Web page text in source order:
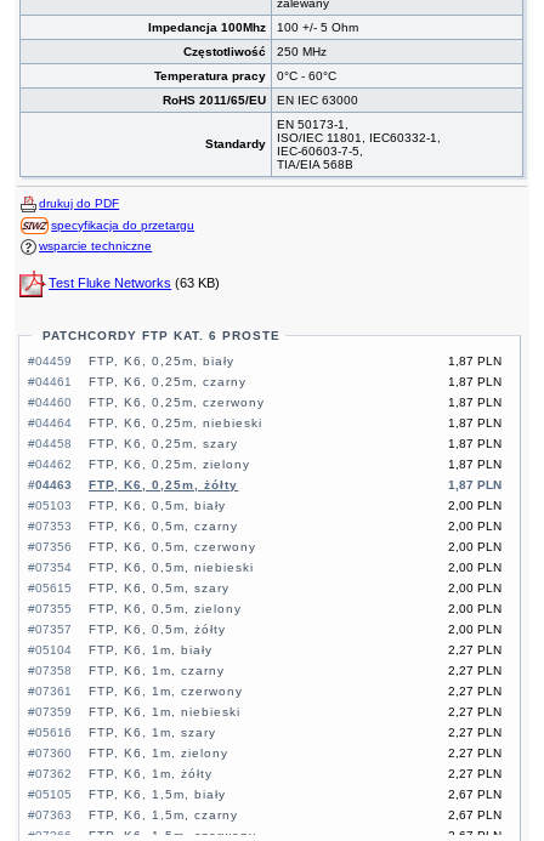
zalewany
Impedancja 100Mhz
100 +/- 5 Ohm
Częstotliwość
250 MHz
Temperatura pracy
0°C - 60°C
RoHS 2011/65/EU
EN IEC 63000
Standardy
EN 50173-1,
ISO/IEC 11801, IEC60332-1,
IEC-60603-7-5,
TIA/EIA 568B
drukuj do PDF
specyfikacja do przetargu
wsparcie techniczne
Test Fluke Networks (63 KB)
PATCHCORDY FTP KAT. 6 PROSTE
#04459
1,87 PLN
FTP, K6, 0,25m, biały
#04461
1,87 PLN
FTP, K6, 0,25m, czarny
#04460
1,87 PLN
FTP, K6, 0,25m, czerwony
#04464
1,87 PLN
FTP, K6, 0,25m, niebieski
#04458
1,87 PLN
FTP, K6, 0,25m, szary
#04462
1,87 PLN
FTP, K6, 0,25m, zielony
#04463
1,87 PLN
FTP, K6, 0,25m, żółty
#05103
2,00 PLN
FTP, K6, 0,5m, biały
#07353
2,00 PLN
FTP, K6, 0,5m, czarny
#07356
2,00 PLN
FTP, K6, 0,5m, czerwony
#07354
2,00 PLN
FTP, K6, 0,5m, niebieski
#05615
2,00 PLN
FTP, K6, 0,5m, szary
#07355
2,00 PLN
FTP, K6, 0,5m, zielony
#07357
2,00 PLN
FTP, K6, 0,5m, żółty
#05104
2,27 PLN
FTP, K6, 1m, biały
#07358
2,27 PLN
FTP, K6, 1m, czarny
#07361
2,27 PLN
FTP, K6, 1m, czerwony
#07359
2,27 PLN
FTP, K6, 1m, niebieski
#05616
2,27 PLN
FTP, K6, 1m, szary
#07360
2,27 PLN
FTP, K6, 1m, zielony
#07362
2,27 PLN
FTP, K6, 1m, żółty
#05105
2,67 PLN
FTP, K6, 1,5m, biały
#07363
2,67 PLN
FTP, K6, 1,5m, czarny
#07366
2,67 PLN
FTP, K6, 1,5m, czerwony